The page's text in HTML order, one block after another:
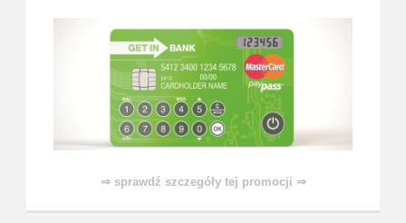
⇒ sprawdź szczegóły tej promocji ⇒